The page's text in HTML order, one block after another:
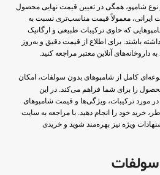
نوع شامپو، همگی در تعیین قیمت نهایی محصول
ایرانی، معمولاً قیمت مناسب‌تری نسبت به
که حاوی ترکیبات طبیعی و ارگانیک
باشند. برای اطلاع از قیمت دقیق و به‌روز
داروخانه‌های آنلاین معتبر مراجعه کنید.
کامل از شامپوهای بدون سولفات، امکان
را برای شما فراهم می‌کند. در این
در مورد ترکیبات، ویژگی‌ها و قیمت شامپوهای
خرید خود را انجام دهید. با مراجعه به سایت
ویژه نیز بهره‌مند شوید و خریدی